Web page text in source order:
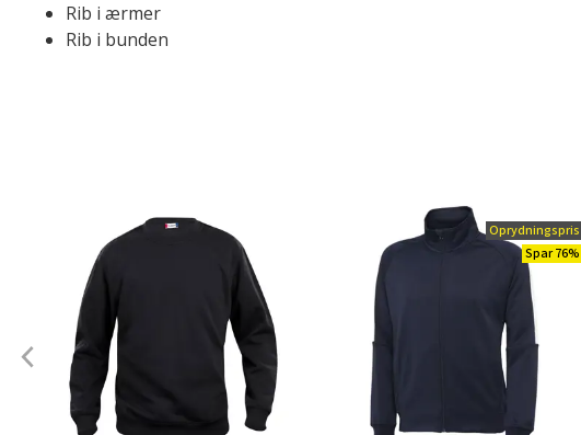
Rib i ærmer
Rib i bunden
Oprydningspris
Spar 76%